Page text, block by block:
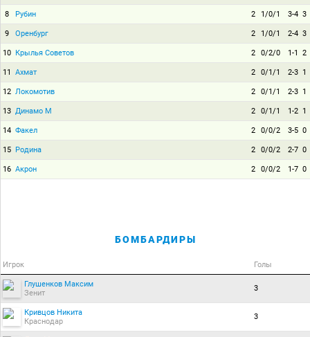
8 Рубин 2 1/0/1 3-4 3
9 Оренбург 2 1/0/1 2-4 3
10 Крылья Советов 2 0/2/0 1-1 2
11 Ахмат 2 0/1/1 2-3 1
12 Локомотив 2 0/1/1 2-3 1
13 Динамо М 2 0/1/1 1-2 1
14 Факел 2 0/0/2 3-5 0
15 Родина 2 0/0/2 2-7 0
16 Акрон 2 0/0/2 1-7 0
БОМБАРДИРЫ
Игрок Голы
Глушенков Максим
Зенит
3
Кривцов Никита
Краснодар
3